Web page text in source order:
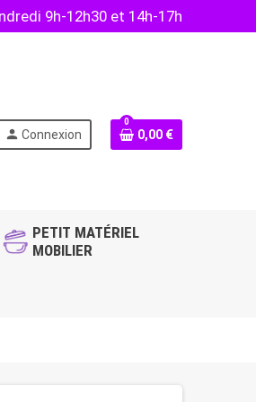
9h-12h30 et 14h-17h
person Connexion
0
0,00 €
PETIT MATÉRIEL
MOBILIER